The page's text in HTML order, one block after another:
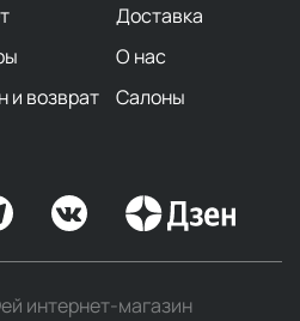
Доставка
О нас
и возврат
Салоны
интернет-магазин